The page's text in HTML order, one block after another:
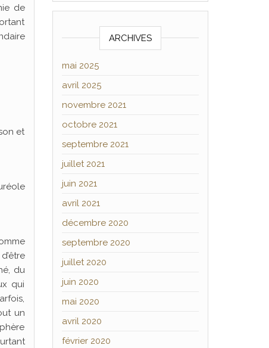
de
et
du
qui
un
ARCHIVES
mai 2025
avril 2025
novembre 2021
octobre 2021
septembre 2021
juillet 2021
juin 2021
avril 2021
décembre 2020
septembre 2020
juillet 2020
juin 2020
mai 2020
avril 2020
février 2020